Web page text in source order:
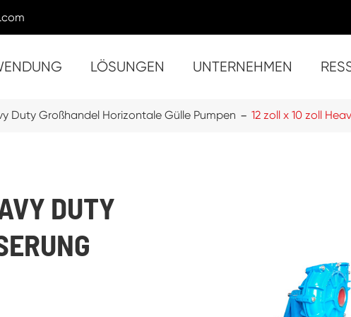
LÖSUNGEN UNTERNEHMEN
Duty Großhandel Horizontale Gülle Pumpen 12 zoll x 10 zoll
DUTY